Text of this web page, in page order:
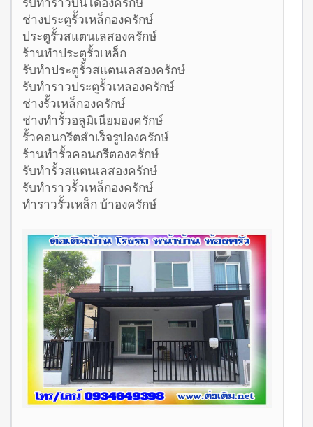
ช่างประตูรั้วเหล็กองครักษ์
ประตูรั้วสแตนเลสองครักษ์
ร้านทำประตูรั้วเหล็ก
รับทำประตูรั้วสแตนเลสองครักษ์
รับทำราวประตูรั้วเหลองครักษ์
ช่างรั้วเหล็กองครักษ์
ช่างทำรั้วอลูมิเนียมองครักษ์
รั้วคอนกรีตสำเร็จรูปองครักษ์
ร้านทำรั้วคอนกรีตองครักษ์
รับทำรั้วสแตนเลสองครักษ์
รับทำราวรั้วเหล็กองครักษ์
ทำราวรั้วเหล็ก บ้าองครักษ์